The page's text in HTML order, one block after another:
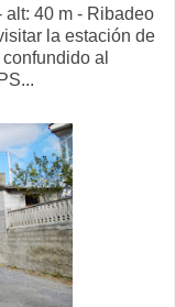
alt: 40 m - Ribadeo
la estación de
al